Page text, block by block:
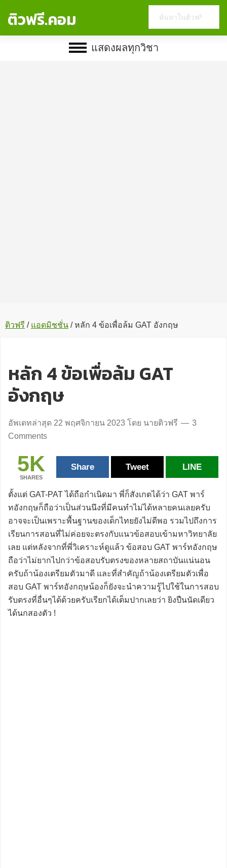
ติวฟรี.คอม
website
แสดงผลทุกวิชา
ติวฟรี / แอดมิชชั่น /หลัก 4 ข้อเพื่อล้ม GAT อังกฤษ
หลัก 4 ข้อเพื่อล้ม GAT
อังกฤษ
อัพเดทล่าสุด 22 พฤศจิกายน 2023 โดย นายติวฟรี
3
Comments
5K
SHARES
Share Tweet LINE
ตั้งแต่ GAT-PAT ได้ถือกำเนิดมา พี่ก็สังเกตได้ว่า GAT พาร์
ทอังกฤษก็ถือว่าเป็นส่วนนึงที่มีคนทำไม่ได้หลายคนเลยครับ
อาจจะเป็นเพราะพื้นฐานของเด็กไทยยังไม่ดีพอ รวมไปถึงการ
เรียนการสอนที่ไม่ค่อยจะตรงกับแนวข้อสอบเข้ามหาวิทยาลัย
เลย แต่หลังจากที่พี่วิเคราะห์ดูแล้ว ข้อสอบ GAT พาร์ทอังกฤษ
ถือว่าไม่ยากไปกว่าข้อสอบรับตรงของหลายสถาบันแน่นอน
ครับถ้าน้องเตรียมตัวมาดี และที่สำคัญถ้าน้องเตรียมตัวเพื่อ
สอบ GAT พาร์ทอังกฤษน้องก็ยังจะนำความรู้ไปใช้ในการสอบ
รับตรงที่อื่นๆได้ด้วยครับเรียกได้เต็มปากเลยว่า ยิงปืนนัดเดียว
ได้นกสองตัว !